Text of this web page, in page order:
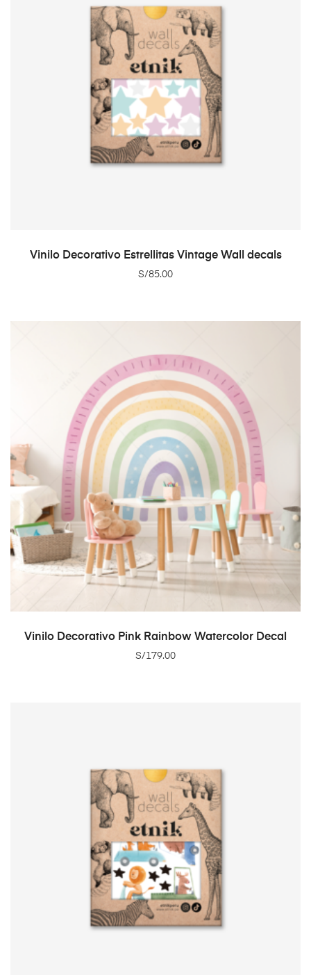
ADD TO CART
Vinilo Decorativo Estrellitas Vintage Wall decals
S/85.00
ADD TO CART
Vinilo Decorativo Pink Rainbow Watercolor Decal
S/179.00